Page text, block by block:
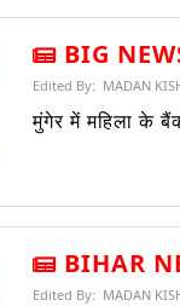
BIG
Edited By: MADAN
मुंगेर में महिला के
BIHAR
Edited By: MADAN